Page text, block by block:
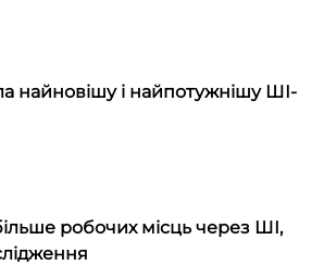
найновішу і найпотужнішу ШІ-
робочих місць через ШІ,